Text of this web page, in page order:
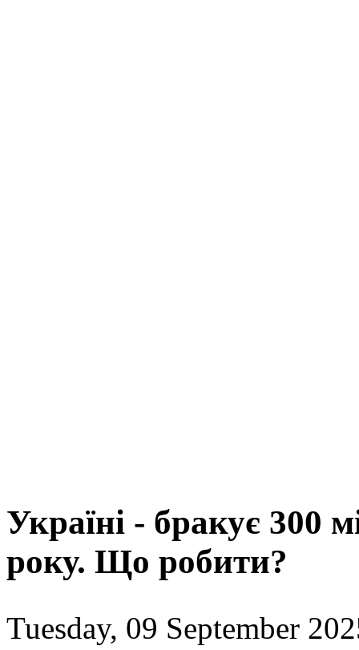
Україні - бракує 300
року. Що робити?
Tuesday, 09 September